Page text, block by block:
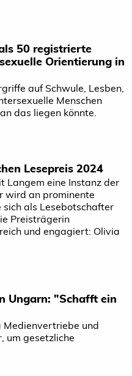
50 registrierte
Orientierung in
auf Schwule, Lesben,
Menschen
das liegen könnte.
Lesepreis 2024
Langem eine Instanz der
wird an prominente
sich als Lesebotschafter
Preisträgerin
und engagiert: Olivia
Ungarn: "Schafft ein
und
um gesetzliche